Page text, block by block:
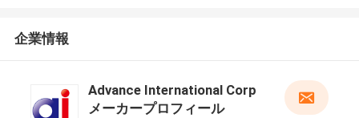
企業情報
Advance International Corp
メーカープロフィール